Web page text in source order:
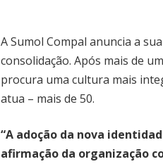
A Sumol Compal anuncia a
consolidação. Após mais de
procura uma cultura mais
atua – mais de 50.
“A adoção da nova
afirmação da organização